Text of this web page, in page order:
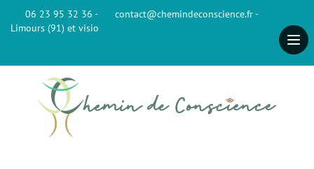
06 23 95 32 36 -
contact@chemindeconscience.fr -
Limours (91) et visio